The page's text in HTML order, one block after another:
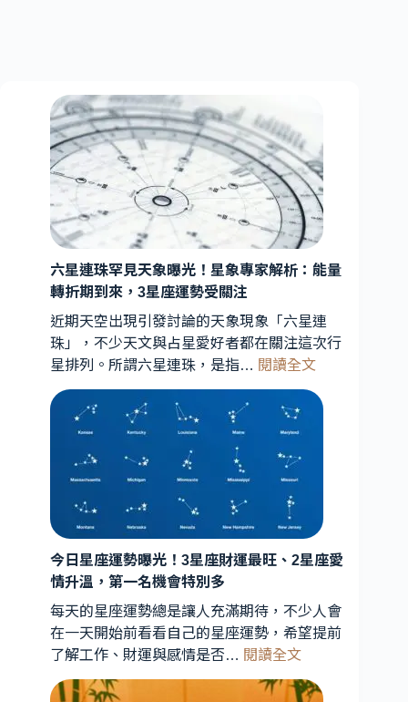
六星連珠罕見天象曝光！星象專家解析：能量
轉折期到來，3星座運勢受關注
近期天空出現引發討論的天象現象「六星連
珠」，不少天文與占星愛好者都在關注這次行
星排列。所謂六星連珠，是指… 閱讀全文:
星
象
曝
象
專
解
今日星座運勢曝光！3星座財運最旺、2星座愛
情升溫，第一名機會特別多
每天的星座運勢總是讓人充滿期待，不少人會
在一天開始前看看自己的星座運勢，希望提前
了解工作、財運與感情是否… 閱讀全文:
日